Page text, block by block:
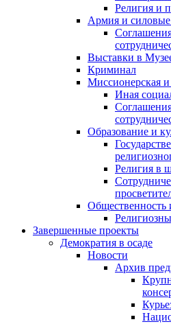
Религия и
Армия и силовые
Выставки в
Криминал
Миссионерская и
Иная
Образование и
Религия в
Завершенные проекты
Демократия в осаде
Новости
Архив